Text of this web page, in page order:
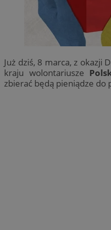
Już dziś, 8 marca, z okazji
kraju wolontariusze
zbierać będą pieniądze do